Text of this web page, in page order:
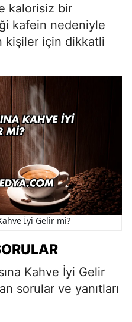
kalorisiz bir
kafein nedeniyle
kişiler için dikkatli
İyi Gelir mi?
Kahve İyi Gelir
sorular ve yanıtları